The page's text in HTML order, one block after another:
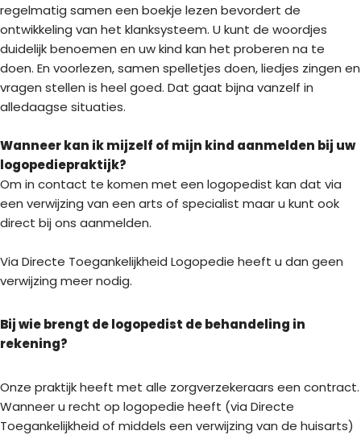
regelmatig samen een boekje lezen bevordert de
ontwikkeling van het klanksysteem. U kunt de woordjes
duidelijk benoemen en uw kind kan het proberen na te
doen. En voorlezen, samen spelletjes doen, liedjes zingen en
vragen stellen is heel goed. Dat gaat bijna vanzelf in
alledaagse situaties.
Wanneer kan ik mijzelf of mijn kind aanmelden bij uw
logopediepraktijk?
Om in contact te komen met een logopedist kan dat via
een verwijzing van een arts of specialist maar u kunt ook
direct bij ons aanmelden.
Via Directe Toegankelijkheid Logopedie heeft u dan geen
verwijzing meer nodig.
Bij wie brengt de logopedist de behandeling in
rekening?
Onze praktijk heeft met alle zorgverzekeraars een contract.
Wanneer u recht op logopedie heeft (via Directe
Toegankelijkheid of middels een verwijzing van de huisarts)